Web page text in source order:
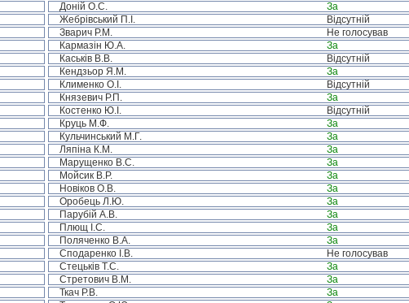
Доній О.С.
За
Жебрівський П.І.
Відсутній
Зварич Р.М.
Не голосував
Кармазін Ю.А.
За
Каськів В.В.
Відсутній
Кендзьор Я.М.
За
Клименко О.І.
Відсутній
Князевич Р.П.
За
Костенко Ю.І.
Відсутній
Круць М.Ф.
За
Кульчинський М.Г.
За
Ляпіна К.М.
За
Марущенко В.С.
За
Мойсик В.Р.
За
Новіков О.В.
За
Оробець Л.Ю.
За
Парубій А.В.
За
Плющ І.С.
За
Поляченко В.А.
За
Сподаренко І.В.
Не голосував
Стецьків Т.С.
За
Стретович В.М.
За
Ткач Р.В.
За